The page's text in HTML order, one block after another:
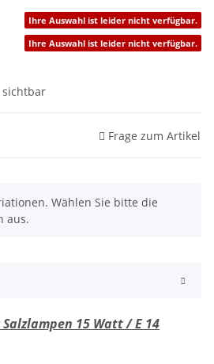
Ihre Auswahl ist leider nicht verfügbar.
Ihre Auswahl ist leider nicht verfügbar.
sichtbar
Frage zum Artikel
Wählen Sie bitte die
aus.
15 Watt / E 14